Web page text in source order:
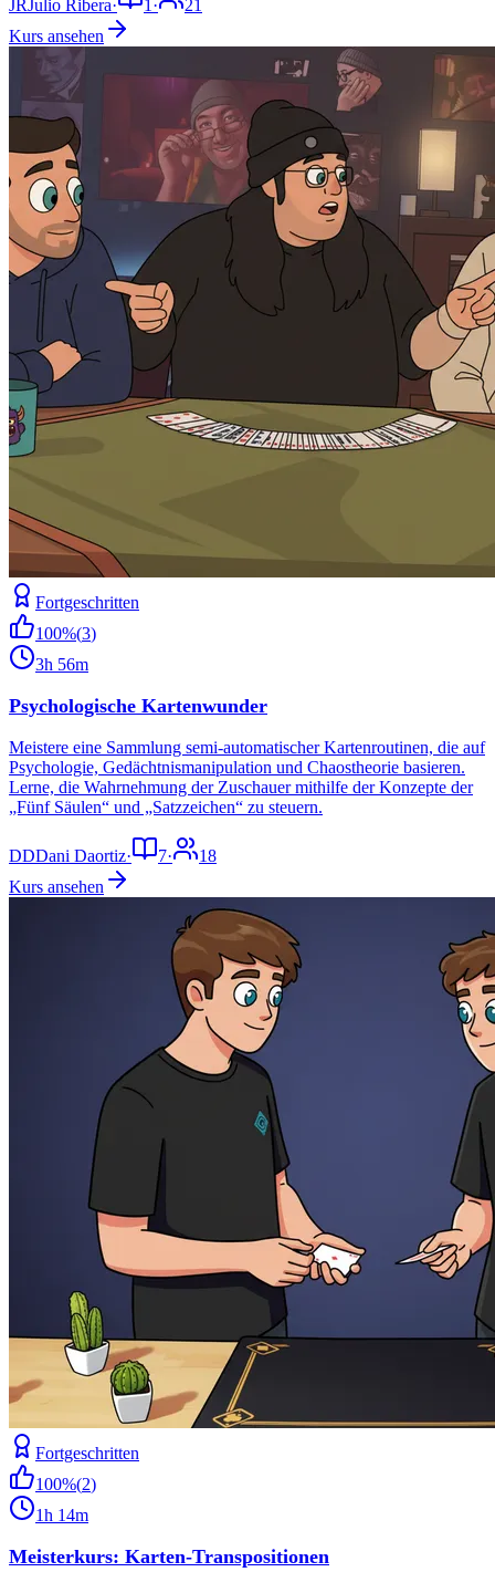
JRJulio Ribera· 1 ·
21
Kurs ansehen
Fortgeschritten
100%(3)
3h 56m
Psychologische Kartenwunder
Meistere eine Sammlung semi-automatischer Kartenroutinen, die auf
Psychologie, Gedächtnismanipulation und Chaostheorie basieren.
Lerne, die Wahrnehmung der Zuschauer mithilfe der Konzepte der
„Fünf Säulen“ und „Satzzeichen“ zu steuern.
DDDani Daortiz· 7·
18
Kurs ansehen
Fortgeschritten
100%(2)
1h 14m
Meisterkurs: Karten-Transpositionen